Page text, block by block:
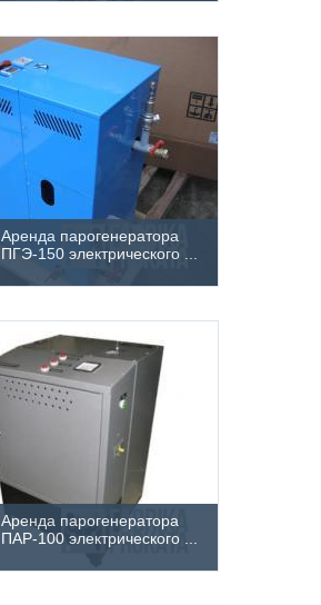
Аренда парогенератора
ПГЭ-150 электрического ...
Аренда парогенератора
ПАР-100 электрического ...